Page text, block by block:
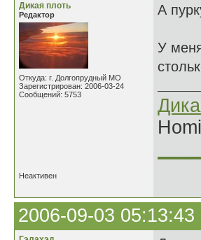
Дикая плоть
Редактор
Откуда: г. Долгопрудный МО
Зарегистрирован: 2006-03-24
Сообщений: 5753
А
У
Неактивен
2006-09-03 05:13:43